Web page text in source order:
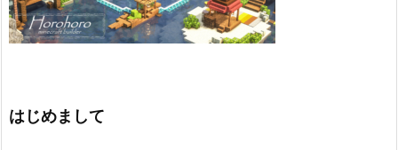
はじめまして